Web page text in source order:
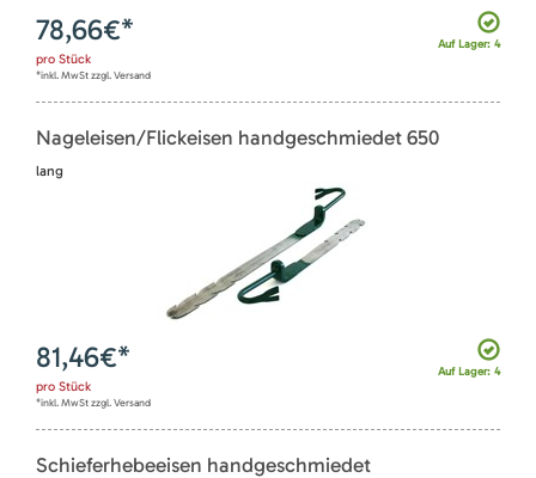
Auf Lager: 4
78,66€*
pro Stück
*inkl. MwSt zzgl. Versand
Nageleisen/Flickeisen handgeschmiedet 650
lang
Auf Lager: 4
81,46€*
pro Stück
*inkl. MwSt zzgl. Versand
Schieferhebeeisen handgeschmiedet